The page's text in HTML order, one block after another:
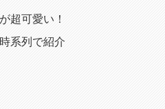
超可愛い！
系列で紹介